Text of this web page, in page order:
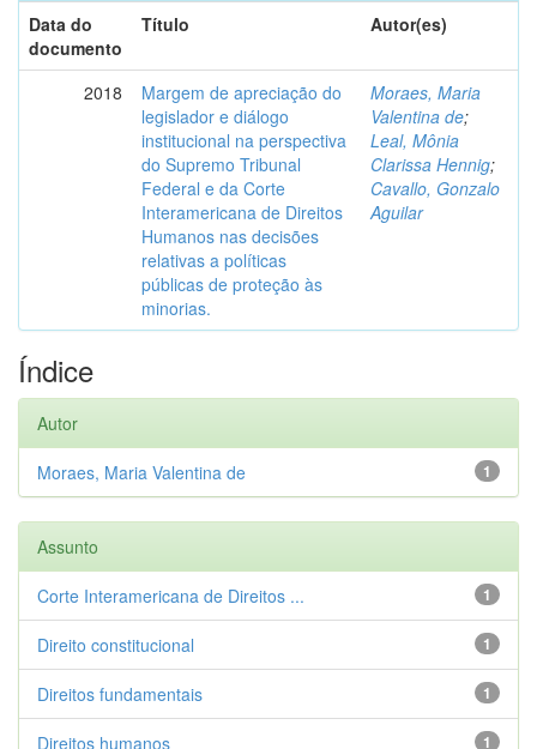
Data do
documento
Título Autor(es)
2018
Margem de apreciação do
legislador e diálogo
institucional na perspectiva
do Supremo Tribunal
Federal e da Corte
Interamericana de Direitos
Humanos nas decisões
relativas a políticas
públicas de proteção às
minorias.
Moraes, Maria
Valentina de;
Leal, Mônia
Clarissa Hennig;
Cavallo, Gonzalo
Aguilar
Índice
Autor
1
Moraes, Maria Valentina de
Assunto
1
Corte Interamericana de Direitos ...
1
Direito constitucional
1
Direitos fundamentais
1
Direitos humanos